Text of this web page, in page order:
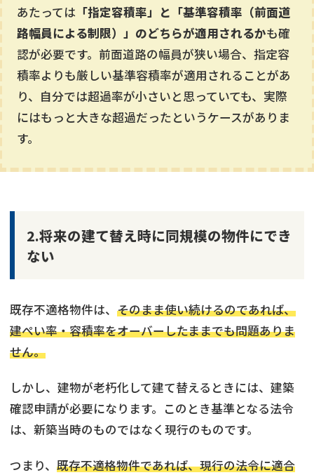
あたっては「指定容積率」と「基準容積率（前面道
路幅員による制限）」のどちらが適用されるかも確
認が必要です。前面道路の幅員が狭い場合、指定容
積率よりも厳しい基準容積率が適用されることがあ
り、自分では超過率が小さいと思っていても、実際
にはもっと大きな超過だったというケースがありま
す。
2.将来の建て替え時に同規模の物件にでき
ない
既存不適格物件は、 そのまま使い続けるのであれば、
建ぺい率・容積率をオーバーしたままでも問題ありま
せん。
しかし、建物が老朽化して建て替えるときには、建築
確認申請が必要になります。このとき基準となる法令
は、新築当時のものではなく現行のものです。
つまり、 既存不適格物件であれば、現行の法令に適合